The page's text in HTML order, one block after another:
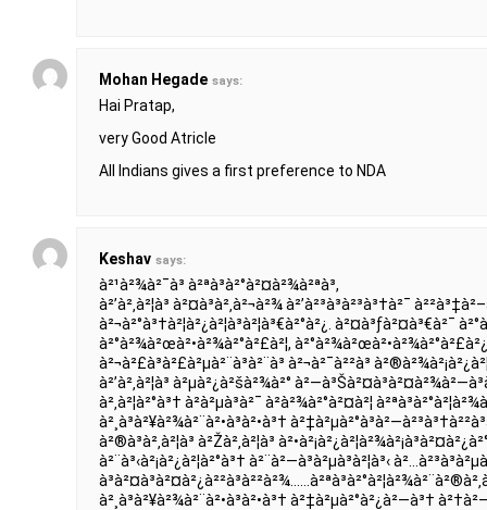
Mohan Hegade says:
Hai Pratap,
very Good Atricle
All Indians gives a first preference to NDA
Keshav says:
à²¹à²¾à²¯à³ à²ªà³à²°à²¤à²¾à²ªà³,
à²’à²‚à²¦à³ à²¤à³à²‚à²¬à²¾ à²’à²³à³à²³à³†à²¯
à²¬à²°à³†à²¦à²¿à²¦à³à²¦à³€à²°à²¿. à²¤à³ƒà²¤à³€à²¯
à²°à²¾à²œà²•à²¾à²°à²£à²¦,
à²¬à²£à³à²£à²µà²¨à³à²¨à³ à²¬à²¯à²²à³
à²’à²‚à²¦à³ à²µà²¿à²šà²¾à²°
à²‚à²¦à²°à³† à²­à²µà³à²¯ à²­à²¾à²°à²¤à²¦
à²¸à³à²¥à²¾à²¨à²•à³à²•à³†
à²®à³à²‚à²¦à³ à²Žà²‚à²¦à³
à²¨à³‹à²¡à²¿à²¦à²°à³† à²¨à²—à³à²µà³à²¦à³‹
à²¸à³à²¥à²¾à²¨à²•à³à²•à³† à²‡à²µà²°à²¿à²—à³†